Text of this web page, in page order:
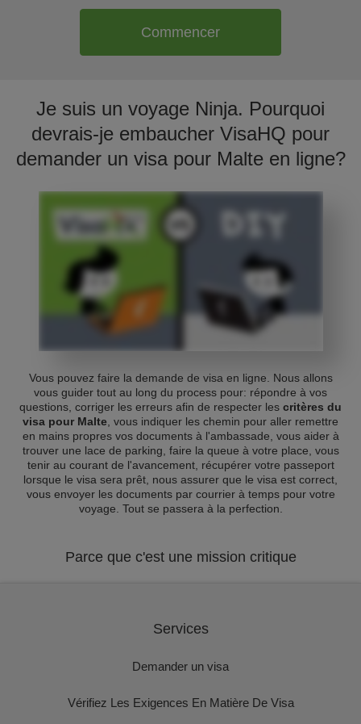
Commencer
Je suis un voyage Ninja. Pourquoi
devrais-je embaucher VisaHQ pour
demander un visa pour Malte en ligne?
Vous pouvez faire la demande de visa en ligne. Nous allons
vous guider tout au long du process pour: répondre à vos
questions, corriger les erreurs afin de respecter les critères du
visa pour Malte , vous indiquer les chemin pour aller remettre
en mains propres vos documents à l'ambassade, vous aider à
trouver une lace de parking, faire la queue à votre place, vous
tenir au courant de l'avancement, récupérer votre passeport
lorsque le visa sera prêt, nous assurer que le visa est correct,
vous envoyer les documents par courrier à temps pour votre
voyage. Tout se passera à la perfection.
Parce que c'est une mission critique
Services
Demander un visa
Vérifiez Les Exigences En Matière De Visa